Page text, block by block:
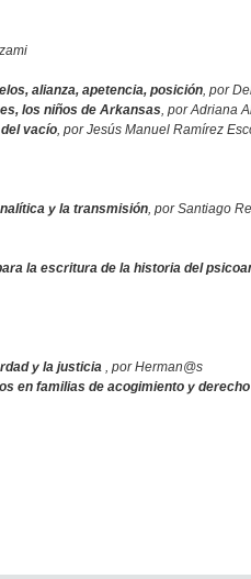
alianza, apetencia, posición, por
los niños de Arkansas, por Adriana
vacío, por Jesús Manuel Ramírez
y la transmisión, por Santiago
la escritura de la historia del
y la justicia , por Herman@s
en familias de acogimiento y